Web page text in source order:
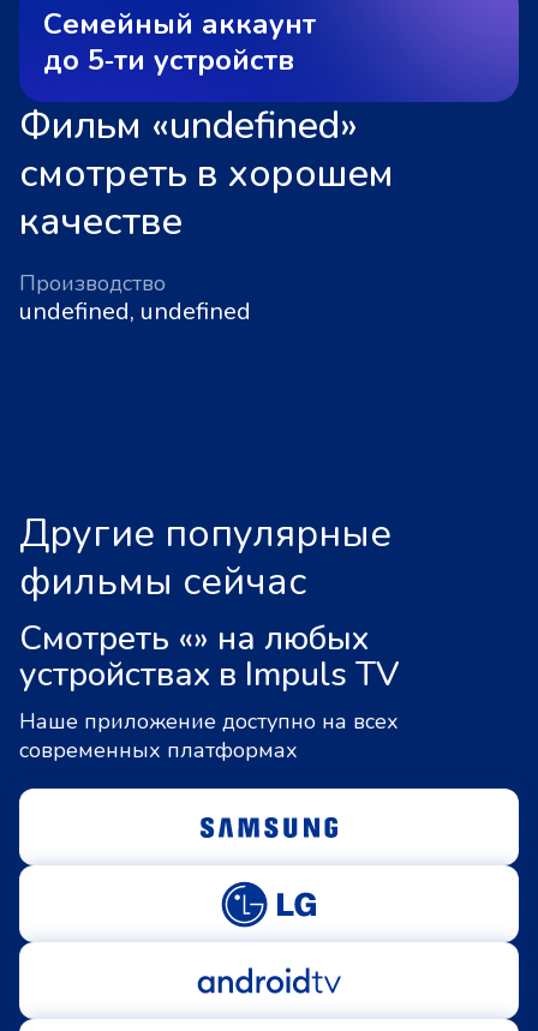
Семейный аккаунт
до 5‑ти устройств
Фильм «undefined»
смотреть в хорошем
качестве
Производство
undefined, undefined
Другие популярные
фильмы сейчас
Смотреть «» на любых
устройствах в Impuls TV
Наше приложение доступно на всех
современных платформах